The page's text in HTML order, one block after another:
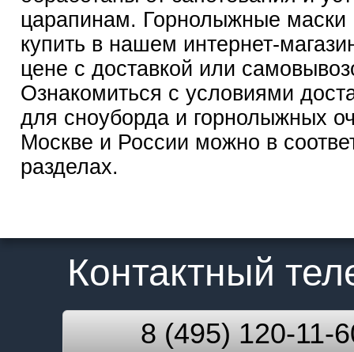
царапинам. Горнолыжные
купить в нашем интернет-
цене с доставкой или
Ознакомиться с условиями
для сноуборда и горнолыжных
Москве и России можно в
разделах.
Контактный
8 (495) 120-11-